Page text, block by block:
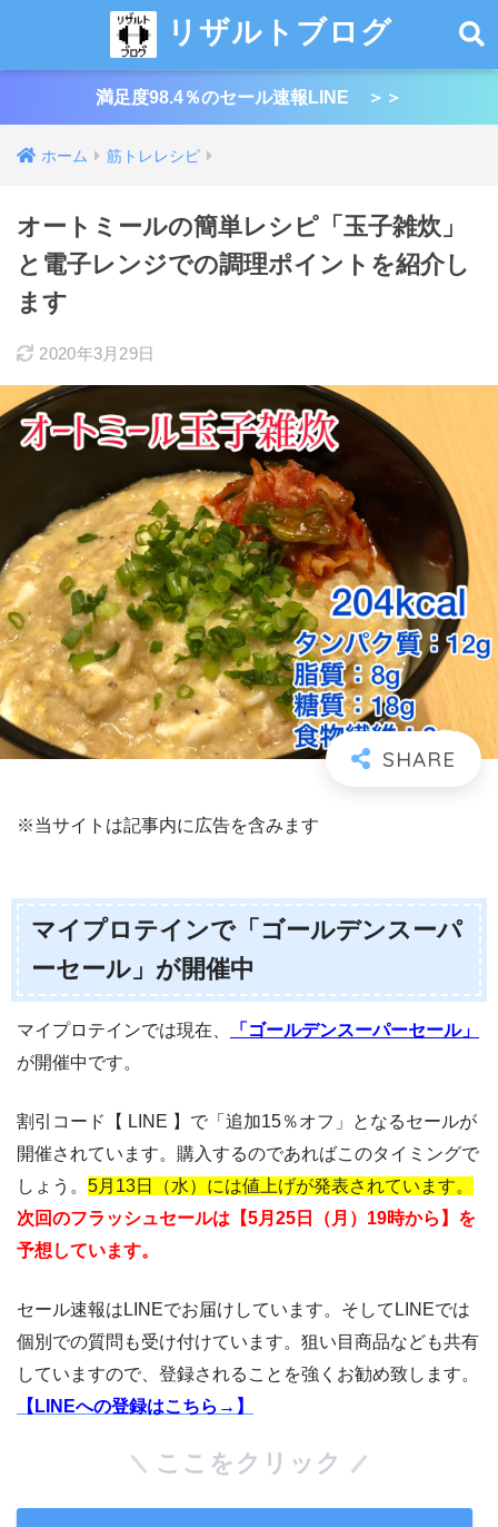
リザルトブログ
満足度98.4％のセール速報LINE ＞＞
ホーム 筋トレレシピ
オートミールの簡単レシピ「玉子雑炊」
と電子レンジでの調理ポイントを紹介し
ます
2020年3月29日
※当サイトは記事内に広告を含みます
マイプロテインで「ゴールデンスーパ
ーセール」が開催中
マイプロテインでは現在、
「ゴールデンスーパーセール」
が開催中です。
割引コード【 LINE 】で「追加15％オフ」となるセールが
開催されています。購入するのであればこのタイミングで
しょう。 5月13日（水）には値上げが発表されています。
次回のフラッシュセールは【5月25日（月）19時から】を
予想しています。
セール速報はLINEでお届けしています。そしてLINEでは
個別での質問も受け付けています。狙い目商品なども共有
していますので、登録されることを強くお勧め致します。
【LINEへの登録はこちら→】
ここをクリック